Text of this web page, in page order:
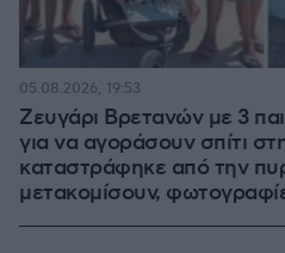
Ζευγάρι Βρετανών με 3
για να αγοράσουν σπίτι
καταστράφηκε από την
μετακομίσουν,
05.08.2026, 19:53